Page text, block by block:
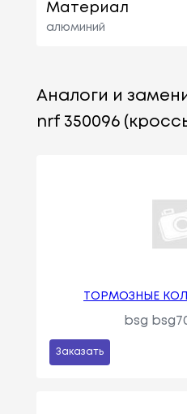
Материал
алюминий
Аналоги и
nrf 350096
ТОРМОЗНЫЕ
bsg
Заказать